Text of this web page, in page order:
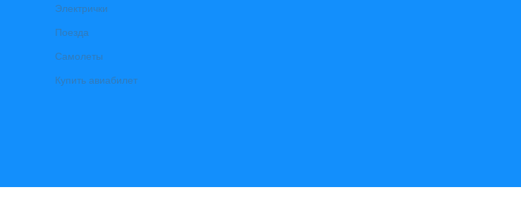
Электрички
Поезда
Самолеты
Купить авиабилет